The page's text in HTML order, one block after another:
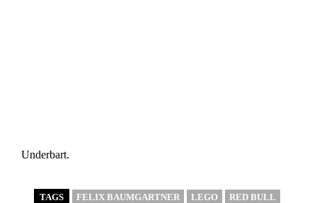
Underbart.
TAGS FELIX BAUMGARTNER LEGO
RED BULL